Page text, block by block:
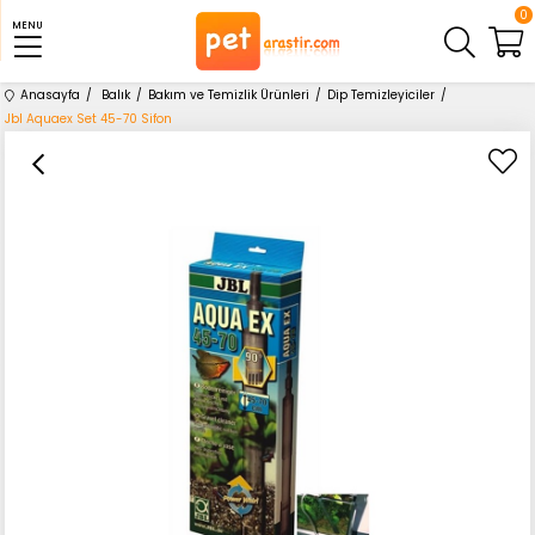
MENU
0
Anasayfa Balık Bakım ve Temizlik Ürünleri
Dip Temizleyiciler
Jbl Aquaex Set 45-70 Sifon